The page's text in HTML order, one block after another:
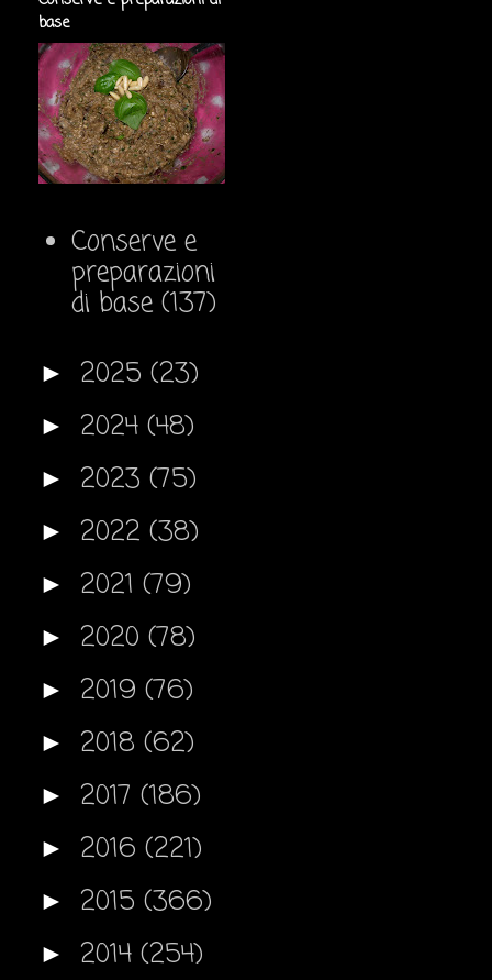
base
Conserve e
preparazioni
di base (137)
► 2025 (23)
► 2024 (48)
► 2023 (75)
► 2022 (38)
► 2021 (79)
► 2020 (78)
► 2019 (76)
► 2018 (62)
► 2017 (186)
► 2016 (221)
► 2015 (366)
► 2014 (254)